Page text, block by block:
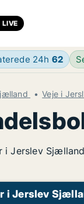
LIVE
24h 62
Veje i
i Jerslev
i Jerslev